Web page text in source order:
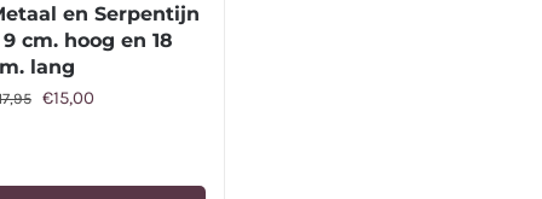
en Serpentijn
9 cm. hoog en 18
lang
Oorspronkelijke
€15,00Huidige